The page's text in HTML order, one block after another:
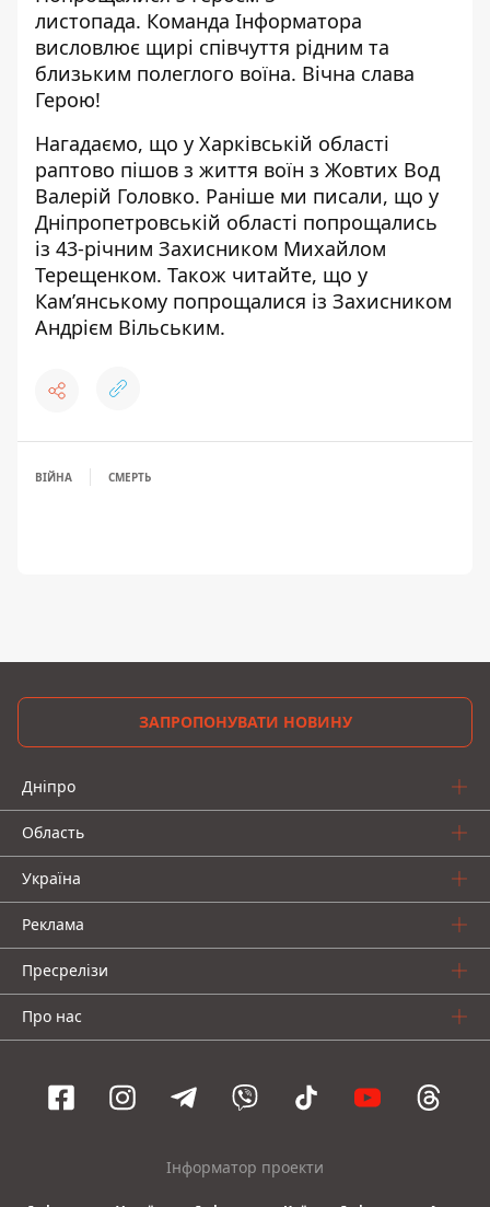
листопада. Команда Інформатора
висловлює щирі співчуття рідним та
близьким полеглого воїна. Вічна слава
Герою!
Нагадаємо, що у Харківській області
раптово пішов з життя воїн з Жовтих Вод
Валерій Головко. Раніше ми писали, що у
Дніпропетровській області попрощались
із 43-річним Захисником Михайлом
Терещенком. Також читайте, що у
Кам’янському попрощалися із Захисником
Андрієм Вільським.
ВІЙНА СМЕРТЬ
ЗАПРОПОНУВАТИ НОВИНУ
Дніпро
Область
Україна
Реклама
Пресрелізи
Про нас
Інформатор проекти